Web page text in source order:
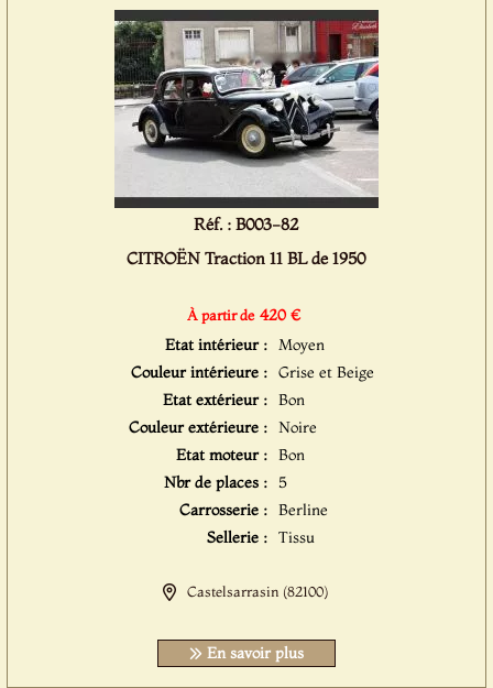
Réf. : B003-82
CITROËN Traction 11 BL de 1950
À partir de 420 €
Etat intérieur : Moyen
Couleur intérieure : Grise et Beige
Etat extérieur : Bon
Couleur extérieure : Noire
Etat moteur : Bon
Nbr de places : 5
Carrosserie : Berline
Sellerie : Tissu
Castelsarrasin (82100)
En savoir plus